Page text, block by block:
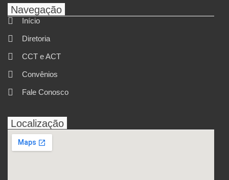
Navegação
Início
Diretoria
CCT e ACT
Convênios
Fale Conosco
Localização